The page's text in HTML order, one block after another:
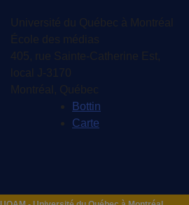
Université du Québec à Montréal
École des médias
405, rue Sainte-Catherine Est,
local J-3170
Montréal, Québec
Bottin
Carte